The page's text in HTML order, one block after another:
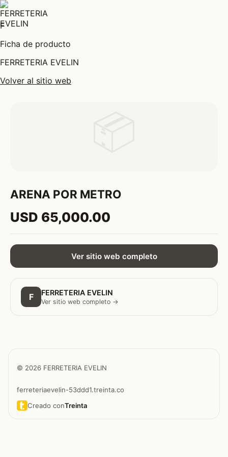
F
Ficha de producto
FERRETERIA EVELIN
Volver al sitio web
ARENA POR METRO
USD 65,000.00
Ver sitio web completo
F FERRETERIA EVELIN
Ver sitio web completo →
© 2026 FERRETERIA EVELIN
ferreteriaevelin-53ddd1.treinta.co
Creado conTreinta